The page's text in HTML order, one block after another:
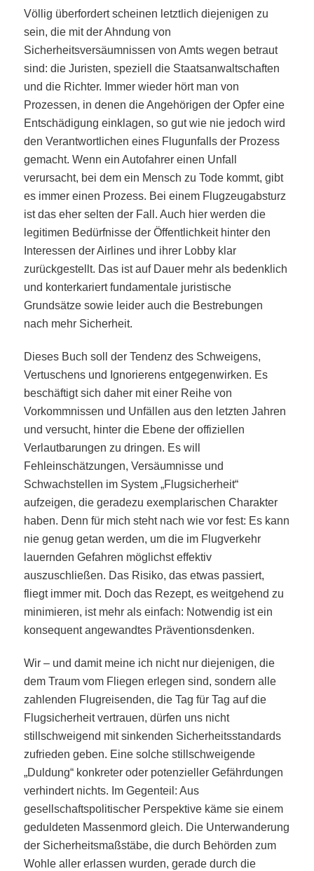
Völlig überfordert scheinen letztlich diejenigen zu
sein, die mit der Ahndung von
Sicherheitsversäumnissen von Amts wegen betraut
sind: die Juristen, speziell die Staatsanwaltschaften
und die Richter. Immer wieder hört man von
Prozessen, in denen die Angehörigen der Opfer eine
Entschädigung einklagen, so gut wie nie jedoch wird
den Verantwortlichen eines Flugunfalls der Prozess
gemacht. Wenn ein Autofahrer einen Unfall
verursacht, bei dem ein Mensch zu Tode kommt, gibt
es immer einen Prozess. Bei einem Flugzeugabsturz
ist das eher selten der Fall. Auch hier werden die
legitimen Bedürfnisse der Öffentlichkeit hinter den
Interessen der Airlines und ihrer Lobby klar
zurückgestellt. Das ist auf Dauer mehr als bedenklich
und konterkariert fundamentale juristische
Grundsätze sowie leider auch die Bestrebungen
nach mehr Sicherheit.
Dieses Buch soll der Tendenz des Schweigens,
Vertuschens und Ignorierens entgegenwirken. Es
beschäftigt sich daher mit einer Reihe von
Vorkommnissen und Unfällen aus den letzten Jahren
und versucht, hinter die Ebene der offiziellen
Verlautbarungen zu dringen. Es will
Fehleinschätzungen, Versäumnisse und
Schwachstellen im System „Flugsicherheit“
aufzeigen, die geradezu exemplarischen Charakter
haben. Denn für mich steht nach wie vor fest: Es kann
nie genug getan werden, um die im Flugverkehr
lauernden Gefahren möglichst effektiv
auszuschließen. Das Risiko, das etwas passiert,
fliegt immer mit. Doch das Rezept, es weitgehend zu
minimieren, ist mehr als einfach: Notwendig ist ein
konsequent angewandtes Präventionsdenken.
Wir – und damit meine ich nicht nur diejenigen, die
dem Traum vom Fliegen erlegen sind, sondern alle
zahlenden Flugreisenden, die Tag für Tag auf die
Flugsicherheit vertrauen, dürfen uns nicht
stillschweigend mit sinkenden Sicherheitsstandards
zufrieden geben. Eine solche stillschweigende
„Duldung“ konkreter oder potenzieller Gefährdungen
verhindert nichts. Im Gegenteil: Aus
gesellschaftspolitischer Perspektive käme sie einem
geduldeten Massenmord gleich. Die Unterwanderung
der Sicherheitsmaßstäbe, die durch Behörden zum
Wohle aller erlassen wurden, gerade durch die